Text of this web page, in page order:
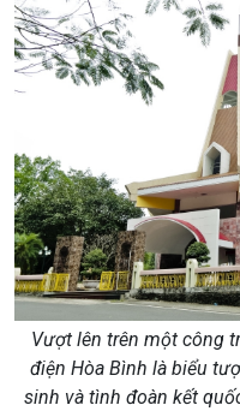
Vượt lên trên một công
điện Hòa Bình là biểu
sinh và tình đoàn kết